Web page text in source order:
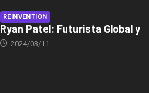
REINVENTION
Ryan Patel: Futurista Global y
2024/03/11